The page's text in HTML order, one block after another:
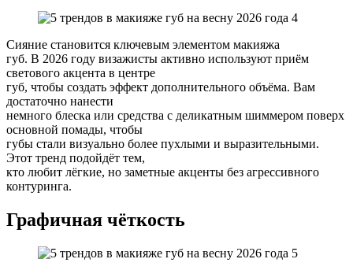
Сияние становится ключевым элементом макияжа
губ. В 2026 году визажисты активно используют приём
светового акцента в центре
губ, чтобы создать эффект дополнительного объёма. Вам
достаточно нанести
немного блеска или средства с деликатным шиммером поверх
основной помады, чтобы
губы стали визуально более пухлыми и выразительными.
Этот тренд подойдёт тем,
кто любит лёгкие, но заметные акценты без агрессивного
контуринга.
Графичная чёткость